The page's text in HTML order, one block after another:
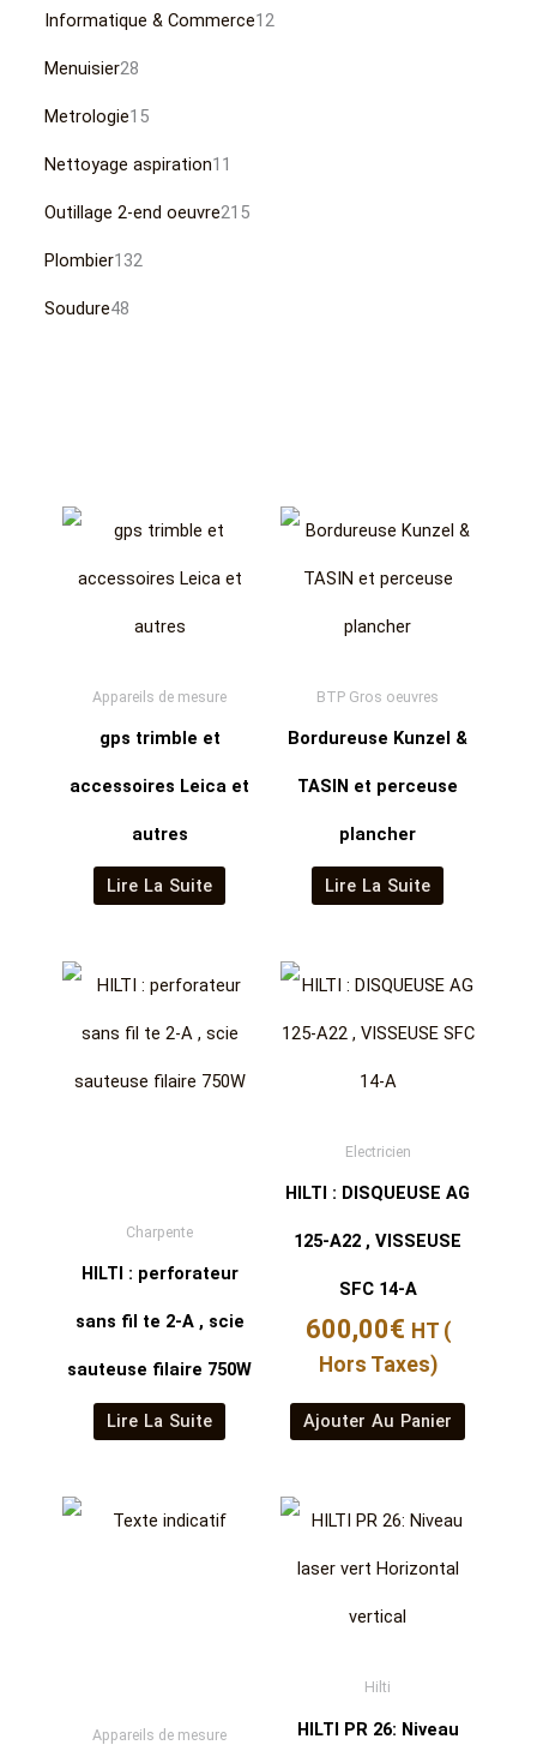
Informatique & Commerce12
Menuisier28
Metrologie15
Nettoyage aspiration11
Outillage 2-end oeuvre215
Plombier132
Soudure48
Appareils de mesure
gps trimble et
accessoires Leica et
autres
Lire La Suite
BTP Gros oeuvres
Bordureuse Kunzel &
TASIN et perceuse
plancher
Lire La Suite
Charpente
HILTI : perforateur
sans fil te 2-A , scie
sauteuse filaire 750W
Lire La Suite
Electricien
HILTI : DISQUEUSE AG
125-A22 , VISSEUSE
SFC 14-A
600,00€ HT (
Hors Taxes)
Ajouter Au Panier
Appareils de mesure
Hilti
HILTI PR 26: Niveau